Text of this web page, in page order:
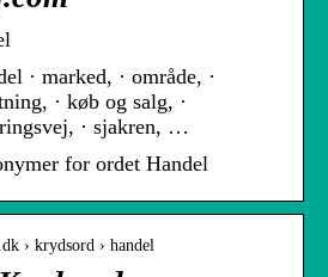
· marked, · område, ·
· køb og salg, ·
· sjakren, …
for ordet Handel
› krydsord › handel